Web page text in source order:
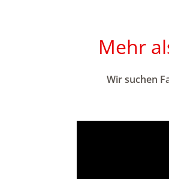
Mehr
Wir suchen